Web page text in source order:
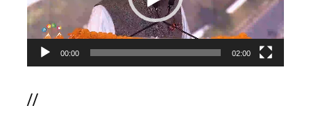
00:00 02:00
//